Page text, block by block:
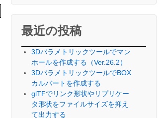
対
象:
最近の投稿
3Dパラメトリックツールでマン
ホールを作成する（Ver.26.2）
3DパラメトリックツールでBOX
カルバートを作成する
glTFでリンク形状やリプリケー
タ形状をファイルサイズを抑え
て出力する